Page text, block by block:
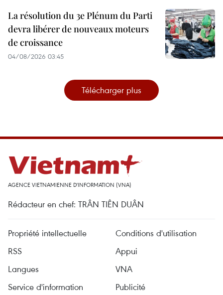
La résolution du 3e Plénum du Parti
devra libérer de nouveaux moteurs
de croissance
04/08/2026 03:45
Télécharger plus
AGENCE VIETNAMIENNE D'INFORMATION (VNA)
Rédacteur en chef: TRÂN TIÊN DUÂN
Propriété intellectuelle
Conditions d'utilisation
RSS
Appui
Langues
VNA
Service d'information
Publicité